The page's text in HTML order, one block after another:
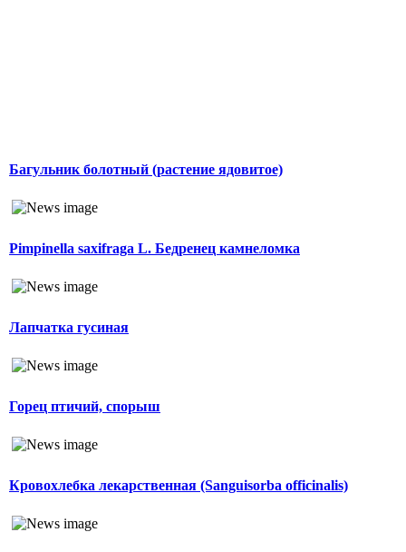
Багульник болотный (растение ядовитое)
Pimpinella saxifraga L. Бедренец камнеломка
Лапчатка гусиная
Горец птичий, спорыш
Кровохлебка лекарственная (Sanguisorba officinalis)